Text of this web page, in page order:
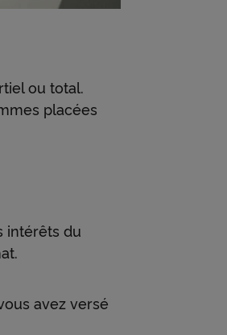
ou total.
placées
intérêts du
avez versé